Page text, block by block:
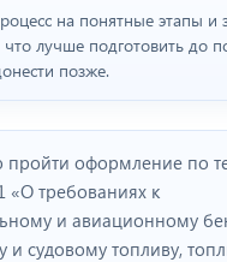
на понятные этапы и
лучше подготовить до
позже.
пройти оформление по
«О требованиях к
и авиационному
и судовому топливу,